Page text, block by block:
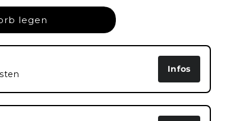
legen
Infos